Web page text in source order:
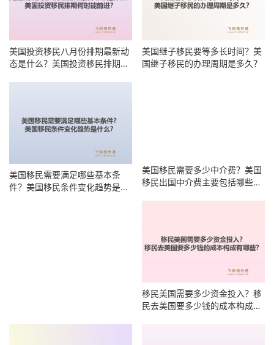
美国投资移民八月份排期最新动
态是什么？美国投资移民排期何
美国继子移民要等多长时间？美
国继子移民的办理周期是多久？
美国移民需要满足哪些基本条
件？美国移民条件变化趋势是什
美国移民需要多少中介费？美国
移民出国中介费主要包括哪些项
目？
哪些？
美国会计移民有哪些条件？美国
会计移民的要求是什么？